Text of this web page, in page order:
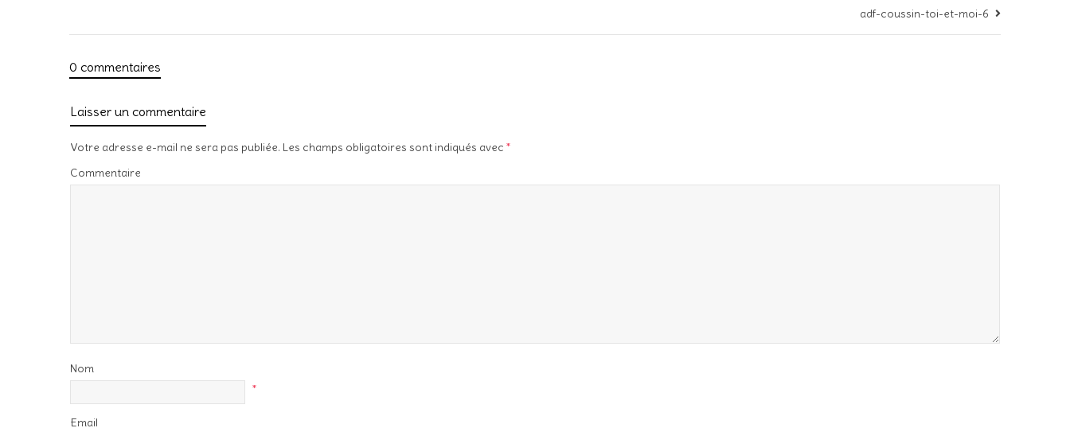
adf-coussin-toi-et-moi-6
0 commentaires
Laisser un commentaire
Votre adresse e-mail ne sera pas publiée. Les champs obligatoires sont indiqués avec *
Commentaire
Nom
*
Email